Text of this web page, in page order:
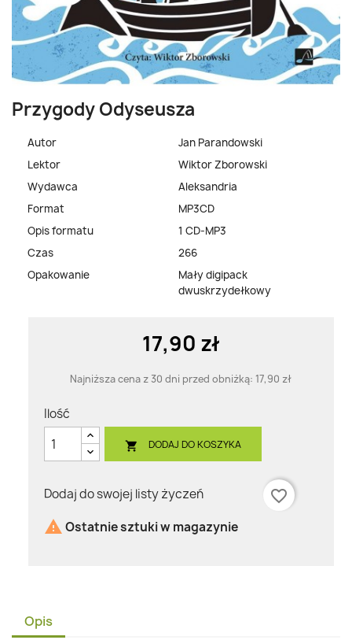
Przygody Odyseusza
Autor
Jan Parandowski
Lektor
Wiktor Zborowski
Wydawca
Aleksandria
Format
MP3CD
Opis formatu
1 CD-MP3
Czas
266
Opakowanie
Mały digipack
dwuskrzydełkowy
17,90 zł
Najniższa cena z 30 dni przed obniżką:17,90 zł
Ilość
 DODAJ DO KOSZYKA
Dodaj do swojej listy życzeń
favorite_border
 Ostatnie sztuki w magazynie
Opis